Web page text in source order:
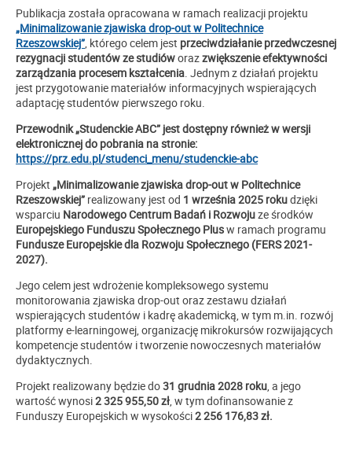
Publikacja została opracowana w ramach realizacji projektu
„Minimalizowanie zjawiska drop-out w Politechnice
Rzeszowskiej” , którego celem jest przeciwdziałanie przedwczesnej
rezygnacji studentów ze studióworazzwiększenie efektywności
zarządzania procesem kształcenia . Jednym z działań projektu
jest przygotowanie materiałów informacyjnych wspierających
adaptację studentów pierwszego roku.
Przewodnik „Studenckie ABC” jest dostępny również w wersji
elektronicznej do pobrania na stronie:
https://prz.edu.pl/studenci_menu/studenckie-abc
Projekt „Minimalizowanie zjawiska drop-out w Politechnice
Rzeszowskiej” realizowany jest od 1 września 2025 rokudzięki
wsparciu Narodowego Centrum Badań i Rozwojuze środków
Europejskiego Funduszu Społecznego Plusw ramach programu
Fundusze Europejskie dla Rozwoju Społecznego (FERS 2021-
2027).
Jego celem jest wdrożenie kompleksowego systemu
monitorowania zjawiska drop-out oraz zestawu działań
wspierających studentów i kadrę akademicką, w tym m.in. rozwój
platformy e-learningowej, organizację mikrokursów rozwijających
kompetencje studentów i tworzenie nowoczesnych materiałów
dydaktycznych.
Projekt realizowany będzie do31 grudnia 2028 roku , a jego
wartość wynosi2 325 955,50 zł, w tym dofinansowanie z
Funduszy Europejskich w wysokości2 256 176,83 zł.